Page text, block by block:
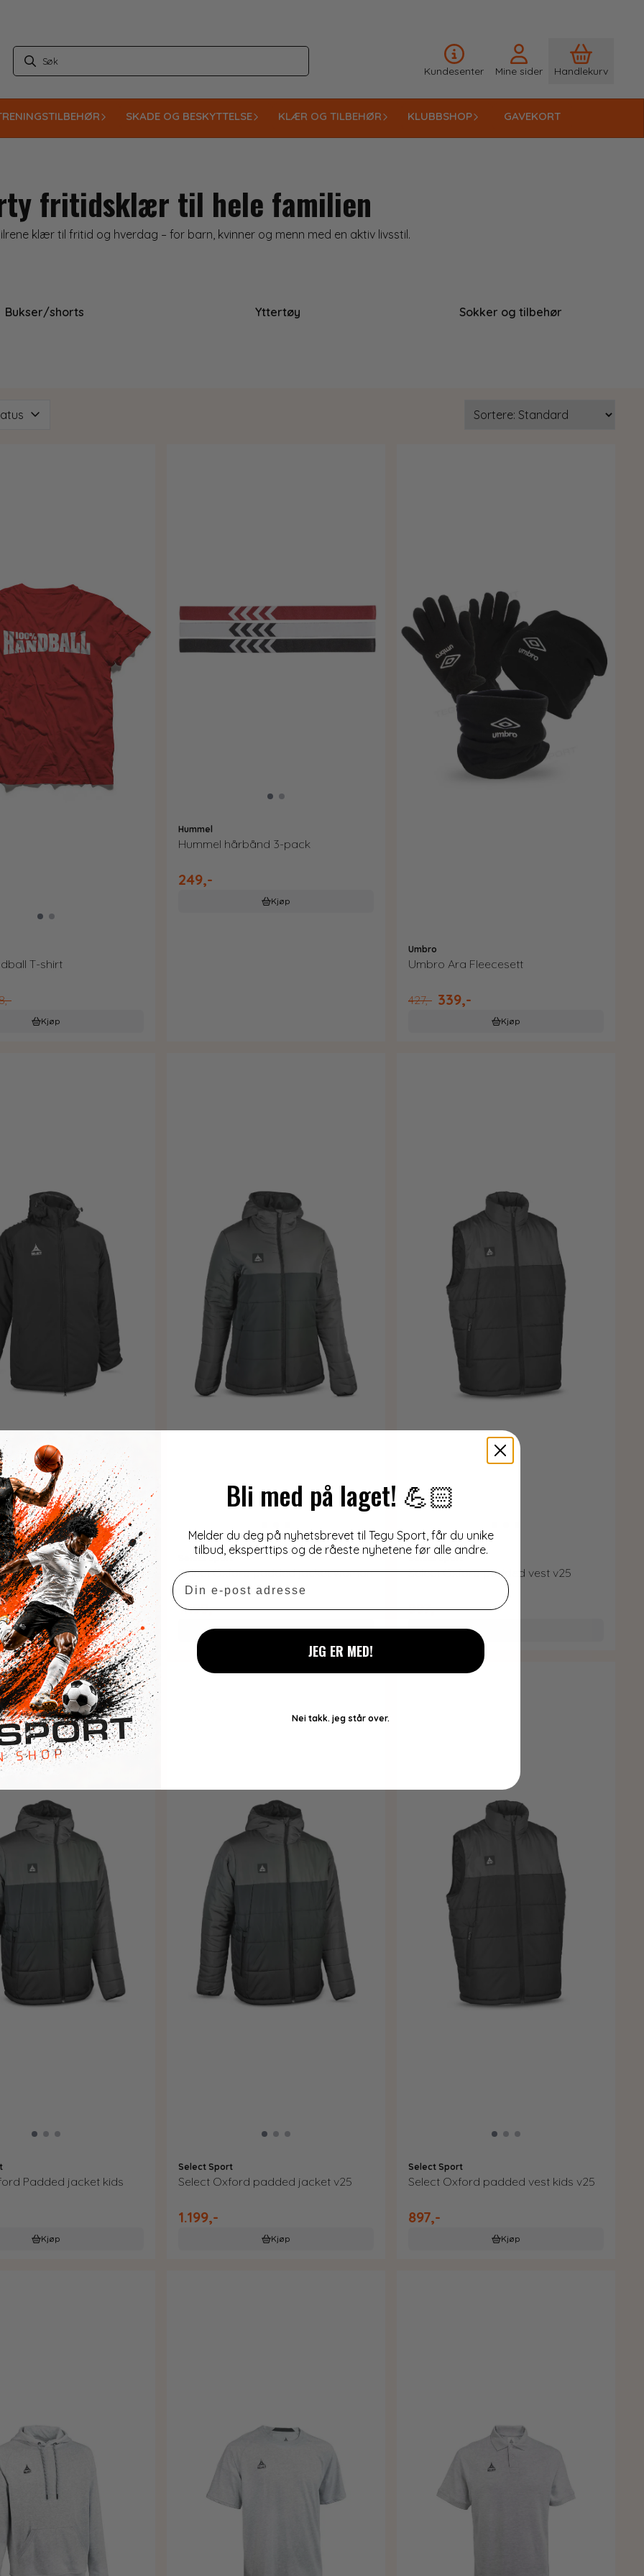
Kundesenter Mine sider Handlekurv
SKADE OG BESKYTTELSE KLÆR OG TILBEHØR KLUBBSHOP GAVEKORT
fritidsklær til hele familien
klær til fritid og hverdag – for barn, kvinner og menn med en aktiv livsstil.
Bukser/shorts Yttertøy Sokker og tilbehør
T-shirt
Kjøp
Hummel
Hummel hårbånd 3-pack
249,-
Kjøp
Umbro
Umbro Ara Fleecesett
427,- 339,-
Kjøp
V25 Coachjakke
Kjøp
Select Sport
Select Oxford padded jacket woman
v25
1.199,-
Kjøp
Select Oxford padded vest v25
997,-
Padded jacket kids
Kjøp
Select Sport
Select Oxford padded jacket v25
1.199,-
Kjøp
Select Sport
Select Oxford padded vest kids v25
897,-
Kjøp
Bli med på laget! 💪🏻
Melder du deg på nyhetsbrevet til Tegu Sport, får du unike
tilbud, eksperttips og de råeste nyhetene før alle andre.
Email
JEG ER MED!
Nei takk. jeg står over.